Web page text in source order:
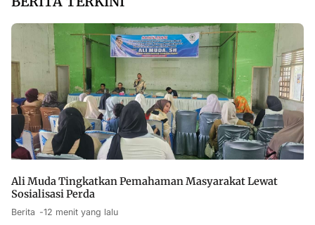
Ali Muda Tingkatkan Pemahaman Masyarakat Lewat
Sosialisasi Perda
Berita 12 menit yang lalu